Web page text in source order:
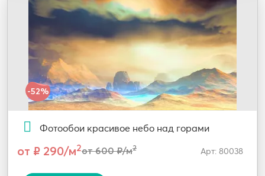
-52%
Фотообои красивое небо над горами
от ₽ 290/м2от 600 ₽/м2 Арт: 80038